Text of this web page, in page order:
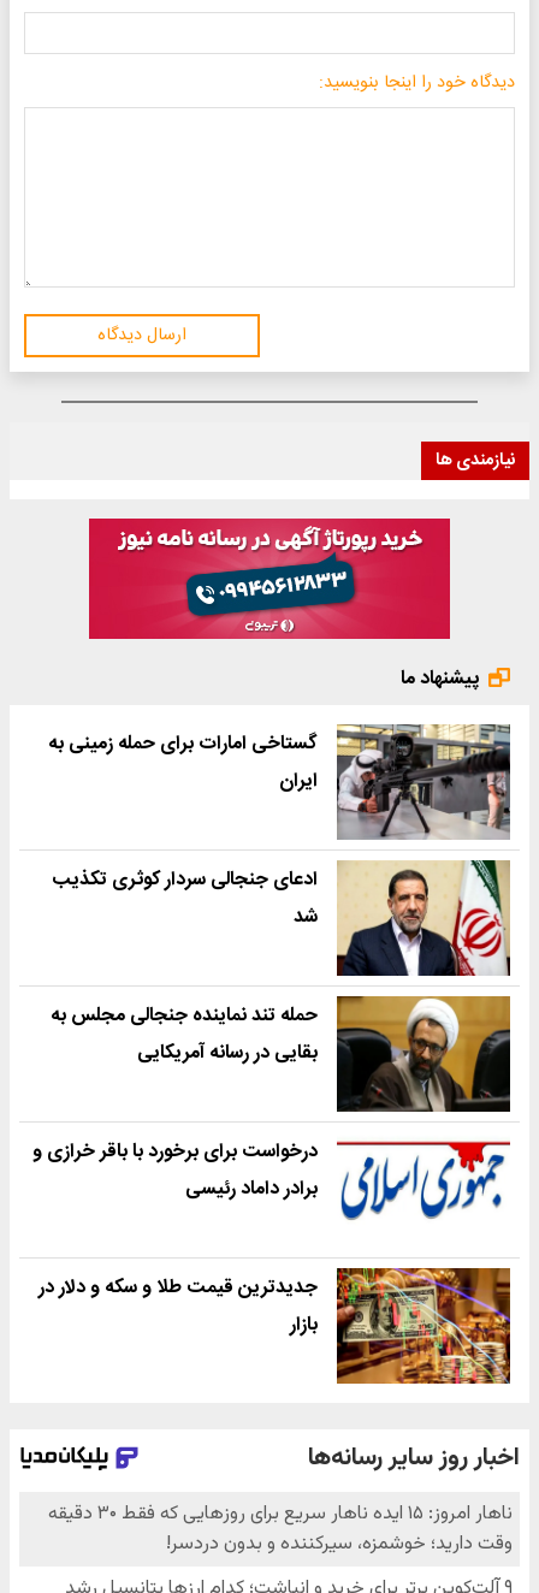
دیدگاه خود را اینجا بنویسید:
ارسال دیدگاه
نیازمندی ها
پیشنهاد ما
گستاخی امارات برای حمله زمینی به
ایران
ادعای جنجالی سردار کوثری تکذیب
شد
حمله تند نماینده جنجالی مجلس به
بقایی در رسانه آمریکایی
درخواست برای برخورد با باقر خرازی و
برادر داماد رئیسی
جدیدترین قیمت طلا و سکه و دلار در
بازار